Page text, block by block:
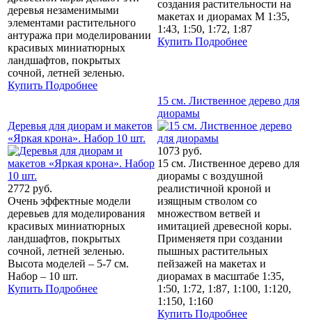
деревья незаменимыми
элементами растительного
антуража при моделировании
красивых миниатюрных
ландшафтов, покрытых
сочной, летней зеленью.
Купить Подробнее
создания растительности на
макетах и диорамах М 1:35,
1:43, 1:50, 1:72, 1:87
Купить Подробнее
Деревья для диорам и макетов
«Яркая крона». Набор 10 шт.
2772 руб.
Очень эффектные модели
деревьев для моделирования
красивых миниатюрных
ландшафтов, покрытых
сочной, летней зеленью.
Высота моделей – 5-7 см.
Набор – 10 шт.
Купить Подробнее
15 см. Лиственное дерево для
диорамы
1073 руб.
15 см. Лиственное дерево для
диорамы с воздушной
реалистичной кроной и
изящным стволом со
множеством ветвей и
имитацией древесной коры.
Применяетя при создании
пышных растительных
пейзажей на макетах и
диорамах в масштабе 1:35,
1:50, 1:72, 1:87, 1:100, 1:120,
1:150, 1:160
Купить Подробнее